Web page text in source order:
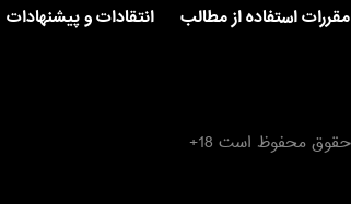
مقررات استفاده از مطالب انتقادات و پیشنهادات